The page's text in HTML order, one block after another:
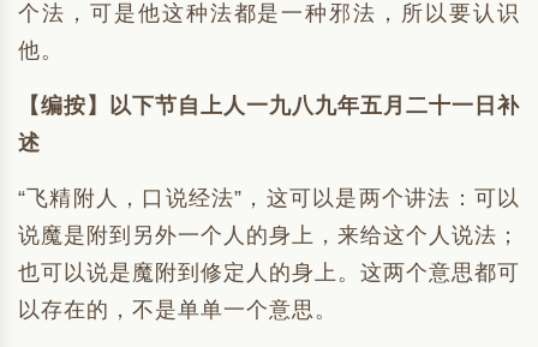
个法，可是他这种法都是一种邪法，所以要认识
他。
【编按】以下节自上人一九八九年五月二十一日补
述
“飞精附人，口说经法”，这可以是两个讲法：可以
说魔是附到另外一个人的身上，来给这个人说法；
也可以说是魔附到修定人的身上。这两个意思都可
以存在的，不是单单一个意思。